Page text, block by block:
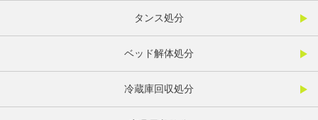
タンス処分
ベッド解体処分
冷蔵庫回収処分